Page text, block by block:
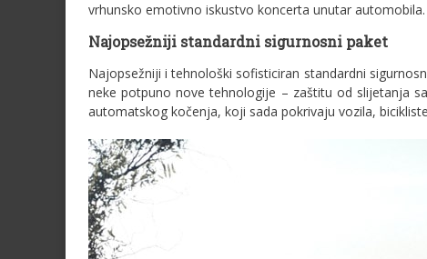
vrhunsko emotivno iskustvo koncerta unutar automobila.
Najopsežniji standardni sigurnosni paket
Najopsežniji i tehnološki sofisticiran standardni
neke potpuno nove tehnologije – zaštitu od slijetanja
automatskog kočenja, koji sada pokrivaju vozila,